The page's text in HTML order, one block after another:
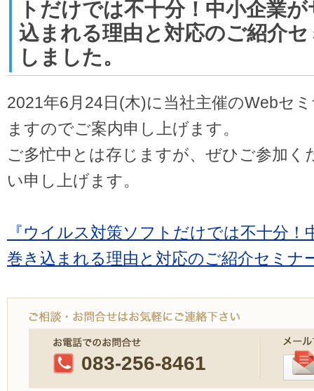
トだけでは不十分！中小企業
込まれる理由と対応のご紹介
しました。
2021年6月24日(木)に当社主催のWebセ
ますのでご案内申し上げます。
ご多忙中とは存じますが、ぜひご参加
い申し上げます。
『ウイルス対策ソフトだけでは不十分
巻き込まれる理由と対応のご紹介セミナ
083-256-8461